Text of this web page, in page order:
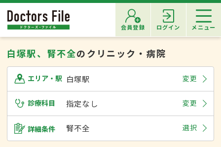
会員登録 ログイン メニュー
白塚駅、腎不全のクリニック・病院
エリア・駅 白塚駅 変更
診療科目 指定なし 変更
詳細条件 腎不全 選択